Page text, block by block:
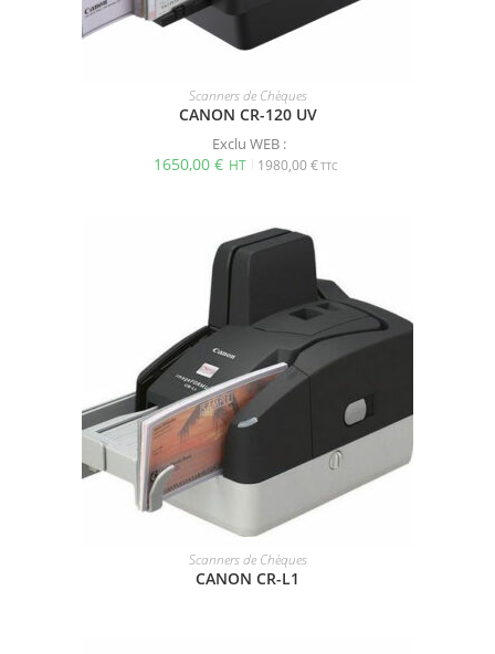
Scanners de Chèques
CANON CR-120 UV
Exclu WEB :
1650,00 € 1980,00 €
LIRE LA SUITE
Scanners de Chèques
CANON CR-L1